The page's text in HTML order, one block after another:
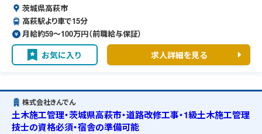
茨城県高萩市
高萩駅より車で15分
月給約59〜100万円（前職給与保証）
お気に入り 求人詳細を見る
株式会社きんでん
土木施工管理・茨城県高萩市・道路改修工事・1級土木施工管理
技士の資格必須・宿舎の準備可能